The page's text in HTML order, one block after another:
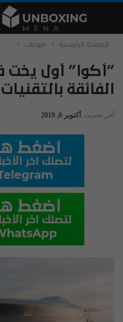
الصفحة الرئيسية منوعات
“أكوا” أول يخت
الفائقة
آخر تحديث أكتوبر 6, 2019